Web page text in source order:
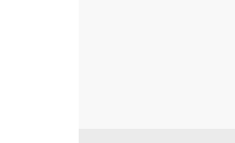
yang lembut dan
pengukuran,
dapat digunakan
Makin Ringkas
Terdapat stand di